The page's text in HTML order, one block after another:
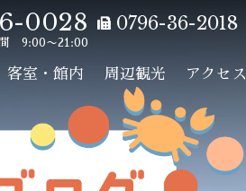
0028
9:00〜21:00
0796-36-2018
客室・館内 周辺観光 アクセス